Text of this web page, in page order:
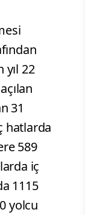
yıl 22
31
hatlarda
589
iç
1115
yolcu